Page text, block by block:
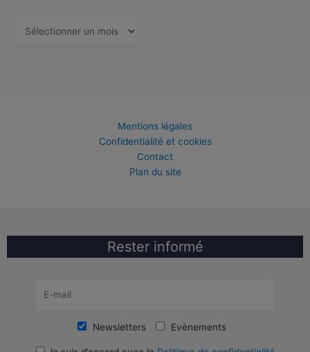
Mentions légales
Confidentialité et cookies
Contact
Plan du site
Rester informé
Newsletters Evènements